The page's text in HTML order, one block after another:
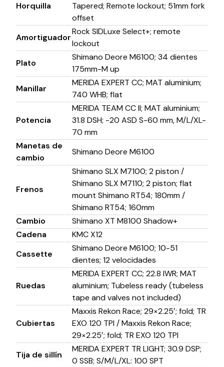
Horquilla
Tapered; Remote lockout; 51mm fork
offset
Amortiguador
Rock SIDLuxe Select+; remote
lockout
Plato
Shimano Deore M6100; 34 dientes
175mm-M up
Manillar
MERIDA EXPERT CC; MAT aluminium;
740 WHB; flat
Potencia
MERIDA TEAM CC II; MAT aluminium;
31.8 DSH; -20 ASD S-60 mm, M/L/XL-
70 mm
Manetas de
cambio
Shimano Deore M6100
Frenos
Shimano SLX M7100; 2 piston /
Shimano SLX M7110; 2 piston; flat
mount Shimano RT54; 180mm /
Shimano RT54; 160mm
Cambio
Shimano XT M8100 Shadow+
Cadena
KMC X12
Cassette
Shimano Deore M6100; 10-51
dientes; 12 velocidades
Ruedas
MERIDA EXPERT CC; 22.8 IWR; MAT
aluminium; Tubeless ready (tubeless
tape and valves not included)
Cubiertas
Maxxis Rekon Race; 29×2.25′; fold; TR
EXO 120 TPI / Maxxis Rekon Race;
29×2.25′; fold; TR EXO 120 TPI
Tija de sillín
MERIDA EXPERT TR LIGHT; 30.9 DSP;
0 SSB; S/M/L/XL: 100 SPT